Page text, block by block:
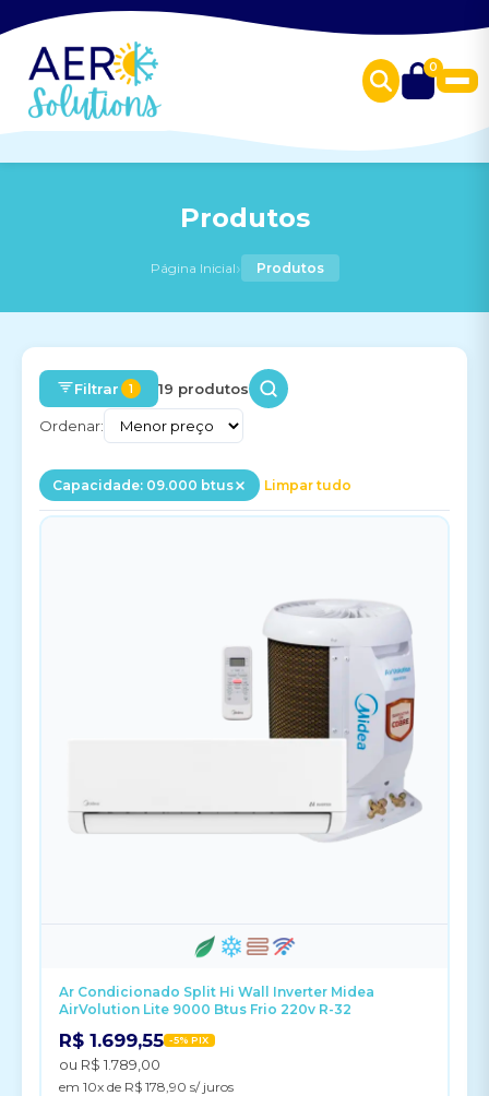
0
Produtos
Página Inicial› Produtos
Filtrar 1 19 produtos
Ordenar:
Capacidade: 09.000 btus Limpar tudo
Ar Condicionado Split Hi Wall Inverter Midea
AirVolution Lite 9000 Btus Frio 220v R-32
R$ 1.699,55 -5% PIX
ou R$ 1.789,00
em 10x de R$ 178,90 s/ juros